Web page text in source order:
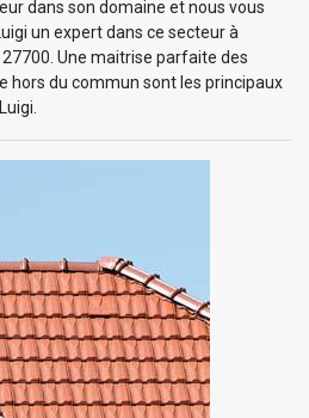
dans son domaine et nous vous
un expert dans ce secteur à
Une maitrise parfaite des
hors du commun sont les principaux